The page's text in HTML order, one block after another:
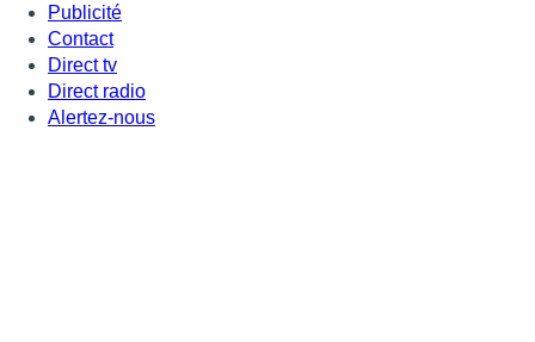
Publicité
Contact
Direct tv
Direct radio
Alertez-nous